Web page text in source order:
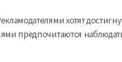
хотят
предпочитаются